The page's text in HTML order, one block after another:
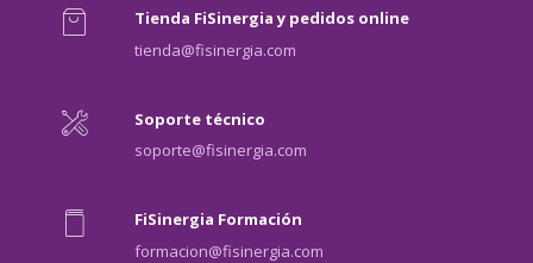
Tienda FiSinergia y pedidos online
tienda@fisinergia.com
Soporte técnico
soporte@fisinergia.com
FiSinergia Formación
formacion@fisinergia.com